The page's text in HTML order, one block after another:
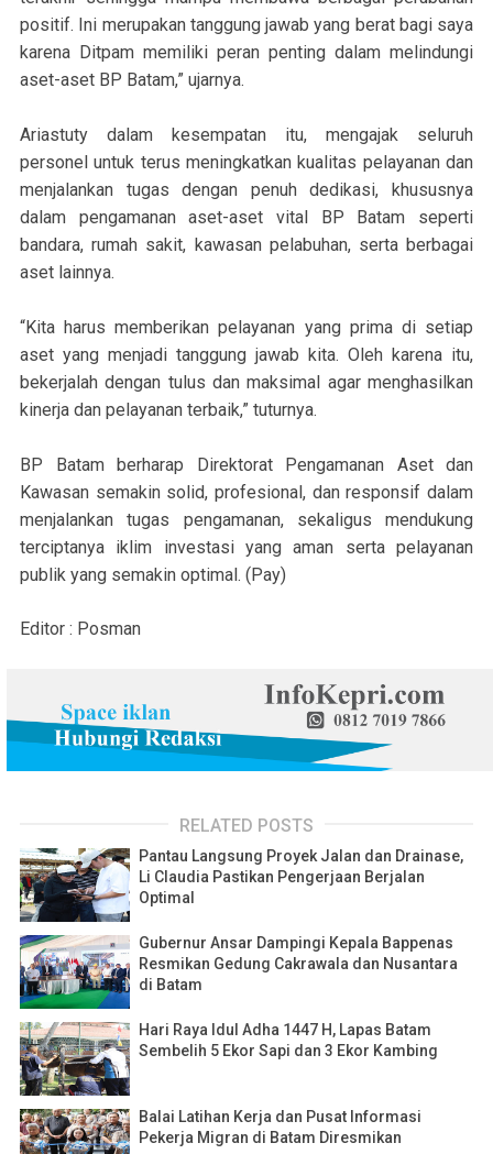
positif. Ini merupakan tanggung jawab yang berat bagi saya
karena Ditpam memiliki peran penting dalam melindungi
aset-aset BP Batam,” ujarnya.
Ariastuty dalam kesempatan itu, mengajak seluruh
personel untuk terus meningkatkan kualitas pelayanan dan
menjalankan tugas dengan penuh dedikasi, khususnya
dalam pengamanan aset-aset vital BP Batam seperti
bandara, rumah sakit, kawasan pelabuhan, serta berbagai
aset lainnya.
“Kita harus memberikan pelayanan yang prima di setiap
aset yang menjadi tanggung jawab kita. Oleh karena itu,
bekerjalah dengan tulus dan maksimal agar menghasilkan
kinerja dan pelayanan terbaik,” tuturnya.
BP Batam berharap Direktorat Pengamanan Aset dan
Kawasan semakin solid, profesional, dan responsif dalam
menjalankan tugas pengamanan, sekaligus mendukung
terciptanya iklim investasi yang aman serta pelayanan
publik yang semakin optimal. (Pay)
Editor : Posman
RELATED POSTS
Pantau Langsung Proyek Jalan dan Drainase,
Li Claudia Pastikan Pengerjaan Berjalan
Optimal
Gubernur Ansar Dampingi Kepala Bappenas
Resmikan Gedung Cakrawala dan Nusantara
di Batam
Hari Raya Idul Adha 1447 H, Lapas Batam
Sembelih 5 Ekor Sapi dan 3 Ekor Kambing
Balai Latihan Kerja dan Pusat Informasi
Pekerja Migran di Batam Diresmikan